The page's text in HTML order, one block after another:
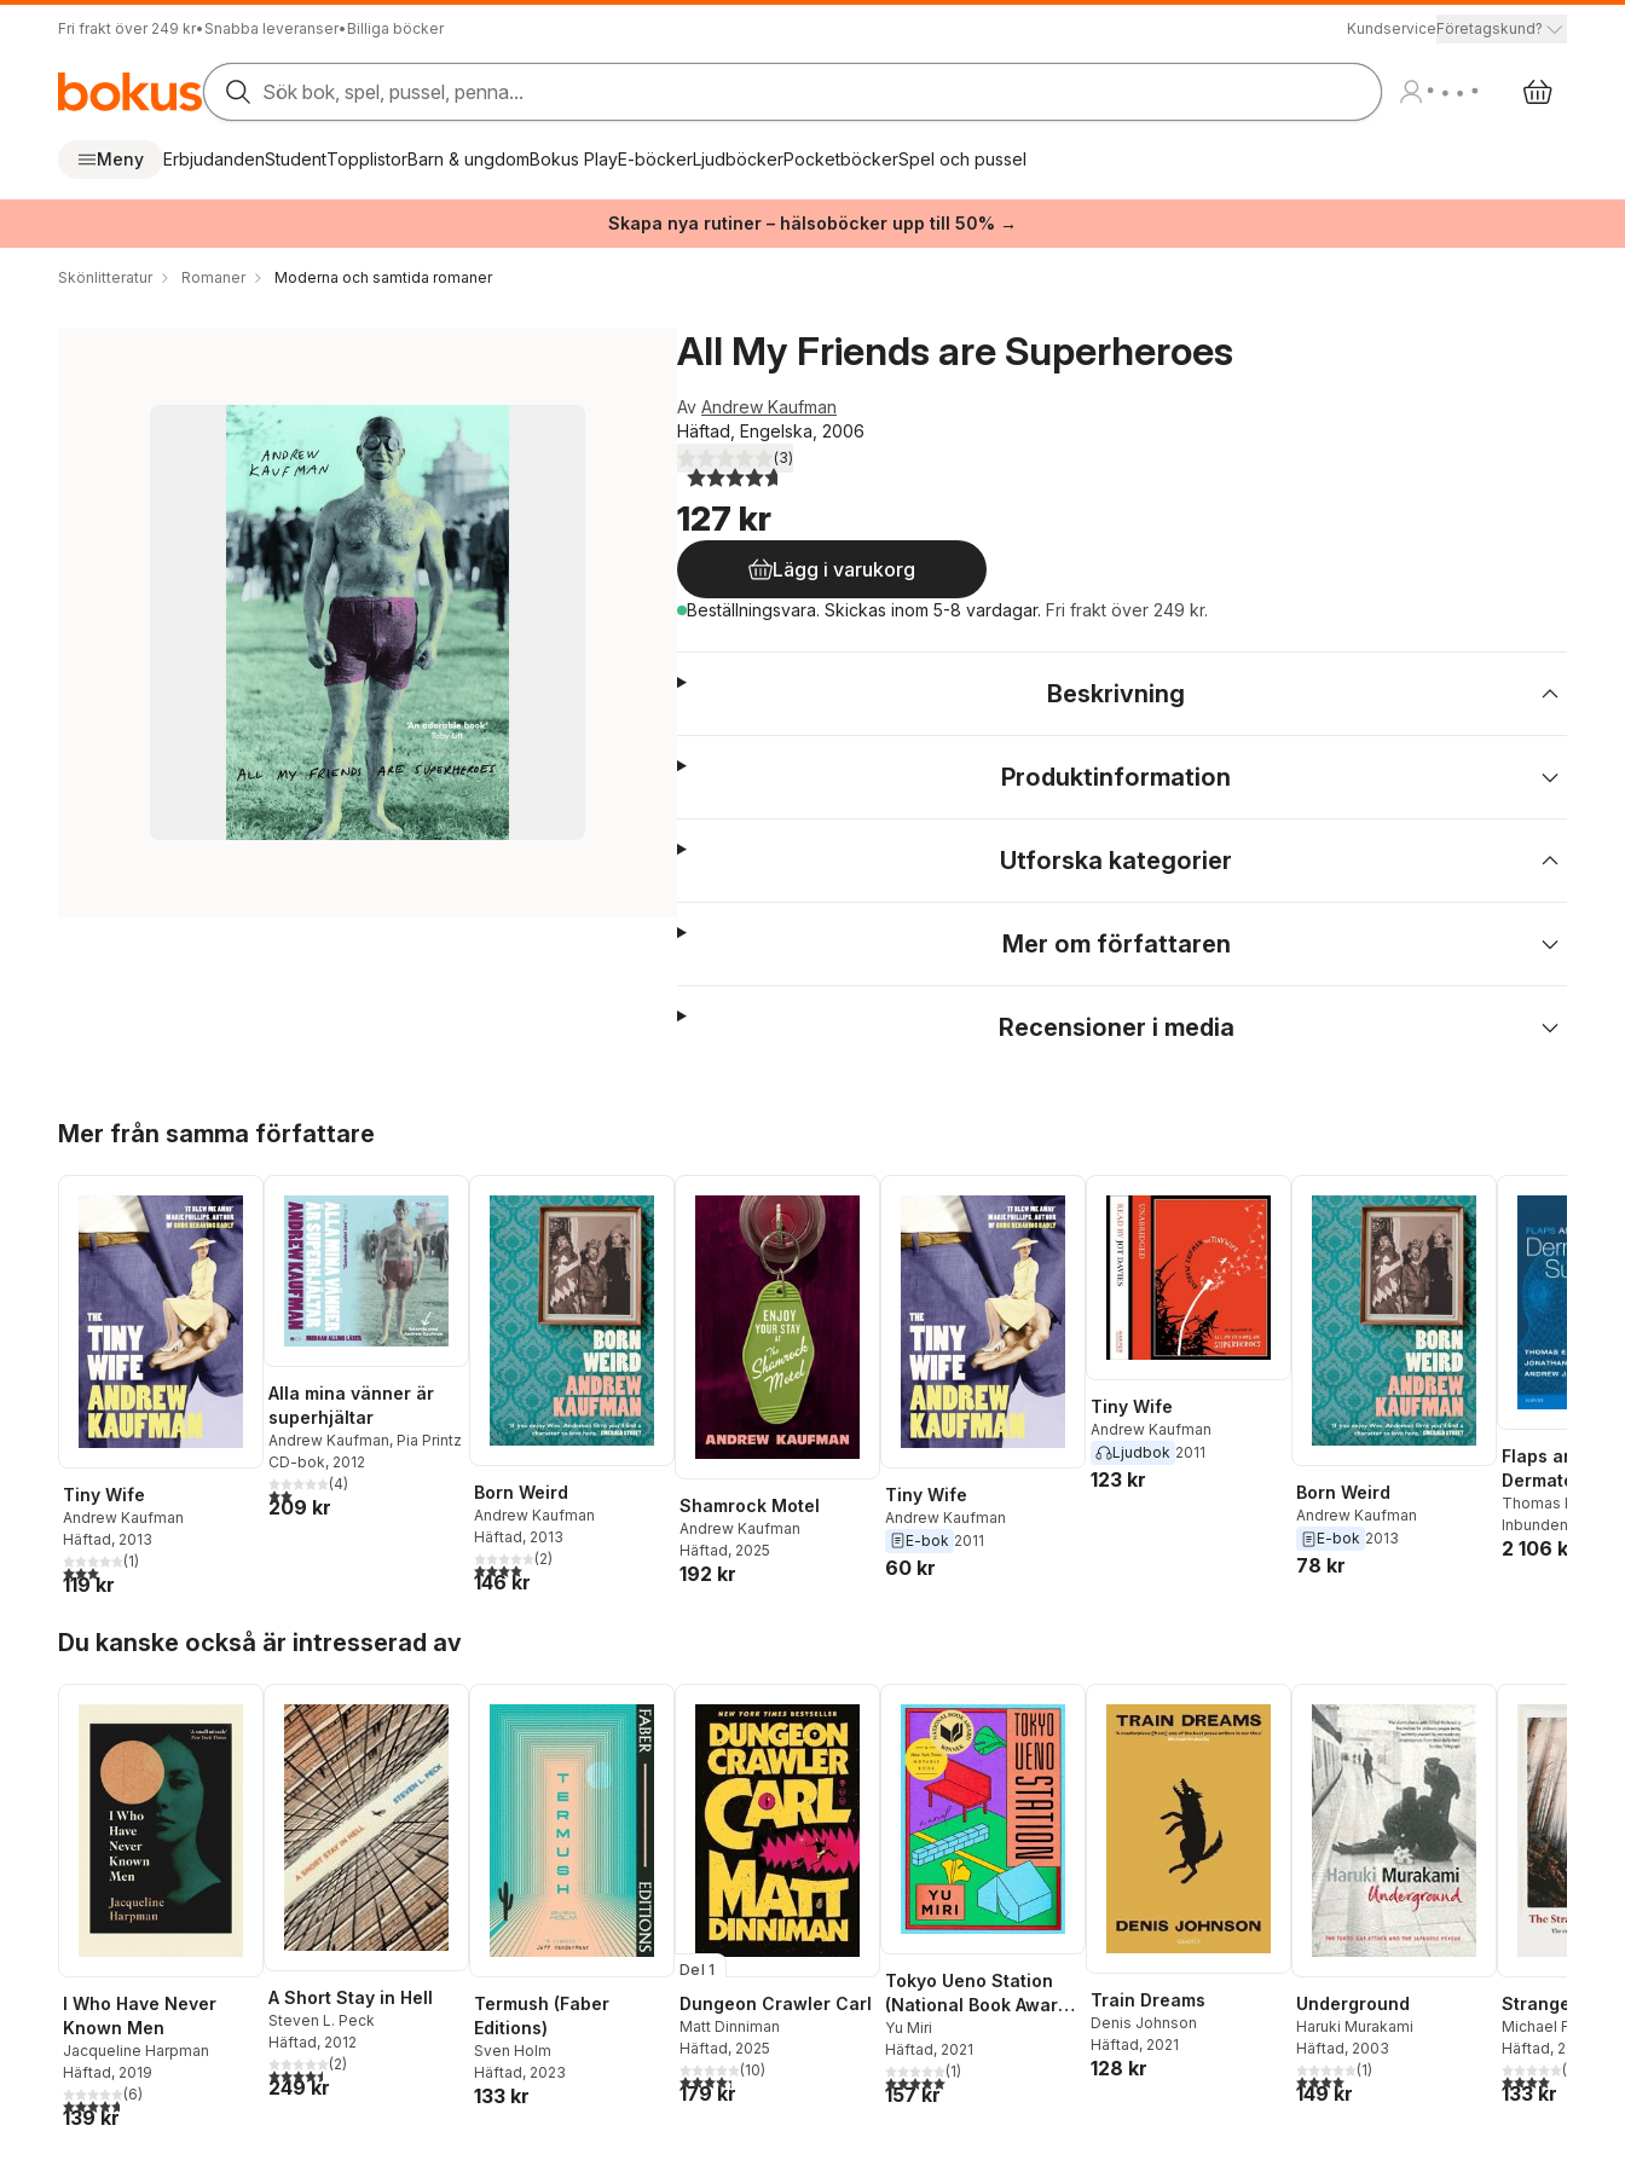
Fri frakt över 249 kr• Snabba leveranser• Billiga böcker KundserviceFöretagskund?
Sök bok, spel, pussel, penna...
Meny ErbjudandenStudentTopplistorBarn & ungdomBokus PlayE-böckerLjudböckerPocketböckerSpel och pussel
Skapa nya rutiner – hälsoböcker upp till 50% →
Skönlitteratur Romaner Moderna och samtida romaner
All My Friends are Superheroes
Av Andrew Kaufman
Häftad, Engelska, 2006
4,7utav 5 stjärnor. Totalt antal röster:
(3)
127 kr
Lägg i varukorg
Beställningsvara. Skickas inom 5-8 vardagar. Fri frakt över 249 kr.
Beskrivning
Produktinformation
Utforska kategorier
Mer om författaren
Recensioner i media
Mer från samma författare
Tiny Wife
Andrew Kaufman
Häftad, 2013
3,0utav 5 stjärnor. Totalt antal röster:
(1)
119 kr
Alla mina vänner är
superhjältar
Andrew Kaufman, Pia Printz
CD-bok, 2012
2,0utav 5 stjärnor. Totalt antal röster:
(4)
209 kr
Born Weird
Andrew Kaufman
Häftad, 2013
4,0utav 5 stjärnor. Totalt antal röster:
(2)
146 kr
Shamrock Motel
Andrew Kaufman
Häftad, 2025
192 kr
Tiny Wife
Andrew Kaufman
E-bok 2011
60 kr
Tiny Wife
Andrew Kaufman
Ljudbok 2011
123 kr
Born Weird
Andrew Kaufman
E-bok 2013
78 kr
Flaps and
Dermatologic
Thomas E.
Jonathan L. Cook
Kaufman
Inbunden
2 106 kr
Du kanske också är intresserad av
I Who Have Never
Known Men
Jacqueline Harpman
Häftad, 2019
4,7utav 5 stjärnor. Totalt antal röster:
(6)
139 kr
A Short Stay in Hell
Steven L. Peck
Häftad, 2012
4,5utav 5 stjärnor. Totalt antal röster:
(2)
249 kr
Termush (Faber
Editions)
Sven Holm
Häftad, 2023
133 kr
Del 1
Dungeon Crawler Carl
Matt Dinniman
Häftad, 2025
4,3utav 5 stjärnor. Totalt antal röster:
(10)
179 kr
Tokyo Ueno Station
(National Book Award
Winner)
Yu Miri
Häftad, 2021
5,0utav 5 stjärnor. Totalt antal röster:
(1)
157 kr
Train Dreams
Denis Johnson
Häftad, 2021
128 kr
Underground
Haruki Murakami
Häftad, 2003
4,0utav 5 stjärnor. Totalt antal röster:
(1)
149 kr
Stranger in
Michael Finkel
Häftad, 2018
4,0utav 5(
133 kr